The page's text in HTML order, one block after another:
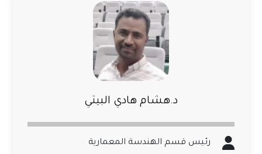
د.هشام هادي البيتي
رئيس قسم الهندسة المعمارية